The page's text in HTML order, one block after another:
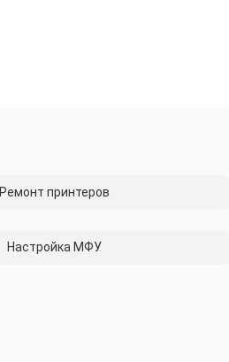
Ремонт принтеров
Настройка МФУ